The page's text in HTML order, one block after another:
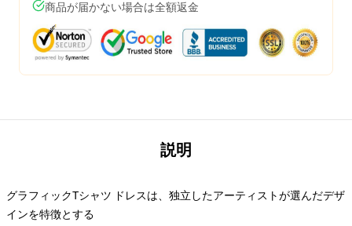
商品が届かない場合は全額返金
説明
グラフィックTシャツ ドレスは、独立したアーティストが選んだデザ
インを特徴とする